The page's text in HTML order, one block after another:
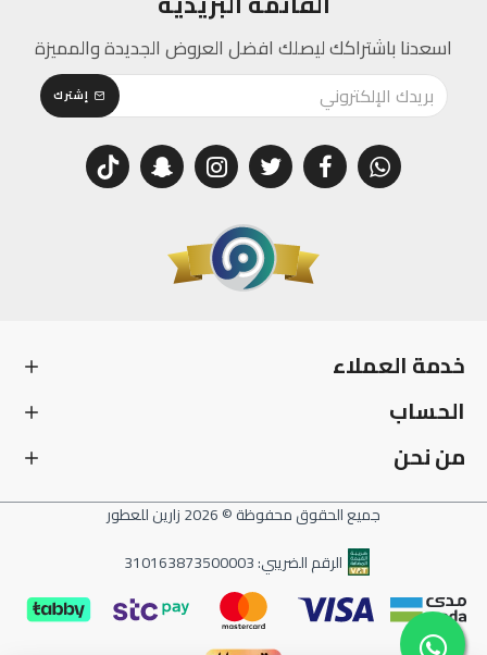
اسعدنا باشتراكك ليصلك افضل العروض الجديدة والمميزة
إشترك
خدمة العملاء
الحساب
من نحن
جميع الحقوق محفوظة © 2026 زارين للعطور
الرقم الضريبي: 310163873500003